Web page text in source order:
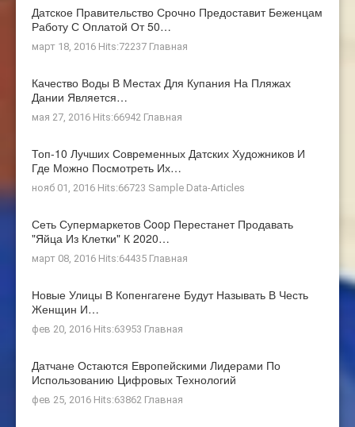
Датское Правительство Срочно Предоставит Беженцам
Работу С Оплатой От 50…
март 18, 2016 Hits:72237 Главная
Качество Воды В Местах Для Купания На Пляжах
Дании Является…
мая 27, 2016 Hits:66942 Главная
Топ-10 Лучших Современных Датских Художников И
Где Можно Посмотреть Их…
нояб 01, 2016 Hits:66723 Sample Data-Articles
Сеть Супермаркетов Coop Перестанет Продавать
"яйца Из Клетки" К 2020…
март 08, 2016 Hits:64435 Главная
Новые Улицы В Копенгагене Будут Называть В Честь
Женщин И…
фев 20, 2016 Hits:63953 Главная
Датчане Остаются Европейскими Лидерами По
Использованию Цифровых Технологий
фев 25, 2016 Hits:63862 Главная